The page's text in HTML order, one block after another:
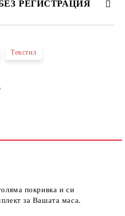
РЕГИСТРАЦИЯ
на работния ден.
Текстил
покривка и си
за Вашата маса.